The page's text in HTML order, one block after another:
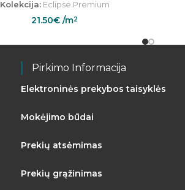
Kolekcija:Eclipse Premium
21.50€ /m2
Pirkimo Informacija
Elektroninės prekybos taisyklės
Mokėjimo būdai
Prekių atsėmimas
Prekių grąžinimas